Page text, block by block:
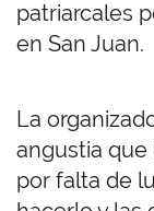
patriarcales
en San Juan.
La
angustia
por falta de